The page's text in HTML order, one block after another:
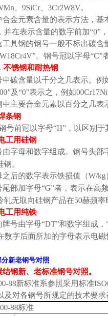
、9SiCr、3Cr2W8V。
合金元素含量的表示方法，
并在表示含量的数字前加“0”
工具钢的钢号一般不标出碳
。钢号冠以字母“C”
不锈钢和耐热钢
中碳含量以千分之几表示。例
及“0”表示之，例如
中主要合金元素以百分之几表
条钢
号前冠以字母“H” ，以区别
工用硅钢
由字母和数字组成。钢号头部
钢。
之后的数字表示铁损值（W/kg
尾部加字母“G”者，表示在高
轧无取向硅钢产品在50赫频率
工用纯铁
牌号由字母“DT”和数字组成，
数字后面所加的字母表示电磁
分新老钢号对照
结钢新、老标准钢号对照。
88新标准系参照采用标准
及对各钢号所规定的技术要
88标准